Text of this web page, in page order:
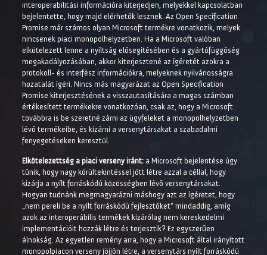
interoperabilitási információra kiterjedjen, melyekkel kapcsolatban
bejelentette, hogy majd elérhetők lesznek. Az Open Specification
Promise már számos olyan Microsoft termékre vonatkozik, melyek
nincsenek piaci monopolhelyzetben. Ha a Microsoft valóban
elkötelezett lenne a nyíltság elősegítésében és a gyártófüggőség
megakadályozásában, akkor kiterjesztené az ígéretét azokra a
protokoll- és interfész információkra, melyeknek nyilvánosságra
hozatalát ígéri. Nincs más magyarázat az Open Specification
Promise kiterjesztésének a visszautasítására a magas számban
értékesített termékekre vonatkozóan, csak az, hogy a Microsoft
továbbra is be szeretné zárni az ügyfeleket a monopolhelyzetben
lévő termékeibe, és kizárni a versenytársakat a szabadalmi
fenyegetéseken keresztül.
Elkötelezettség a piaci verseny iránt:a Microsoft bejelentése úgy
tűnik, hogy nagy körültekintéssel jött létre azzal a céllal, hogy
kizárja a nyílt forráskódú közösségben lévő versenytársakat.
Hogyan tudnánk megmagyarázni máshogy azt az ígéretet, hogy
„nem pereli be a nyílt forráskódú fejlesztőket” mindaddig, amíg
azok az interoperábilis termékek kizárólag nem kereskedelmi
implementációit hozzák létre és terjesztik? Ez egyszerűen
álnokság. Az egyetlen remény arra, hogy a Microsoft által irányított
monopolpiacon verseny jöjjön létre, a versenytárs nyílt forráskódú